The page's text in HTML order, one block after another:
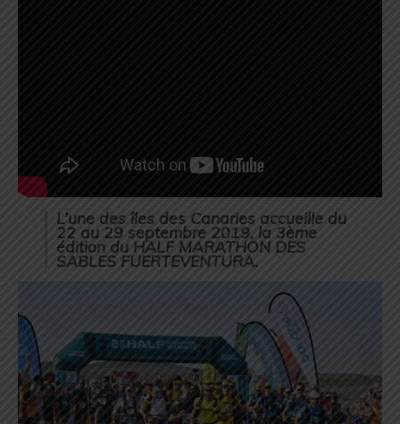
L’une des îles des Canaries accueille du
22 au 29 septembre 2019, la 3ème
édition du HALF MARATHON DES
SABLES FUERTEVENTURA.